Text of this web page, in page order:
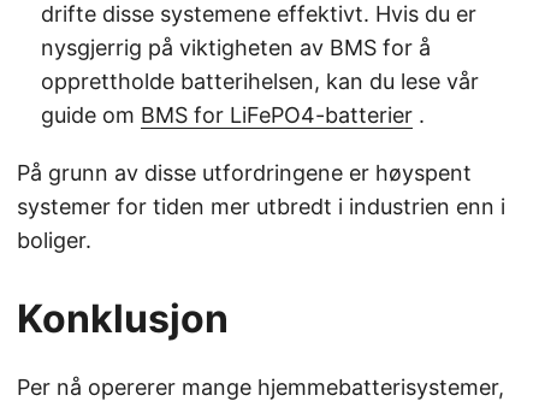
drifte disse systemene effektivt. Hvis du er
nysgjerrig på viktigheten av BMS for å
opprettholde batterihelsen, kan du lese vår
guide om BMS for LiFePO4-batterier .
På grunn av disse utfordringene er høyspent
systemer for tiden mer utbredt i industrien enn i
boliger.
Konklusjon
Per nå opererer mange hjemmebatterisystemer,